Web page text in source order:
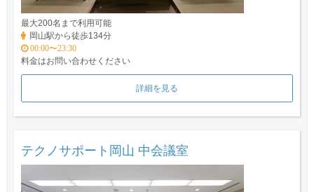
最大200名まで利用可能
岡山駅から徒歩134分
00:00〜23:30
料金はお問い合わせください
詳細を見る
テクノサポート岡山 中会議室